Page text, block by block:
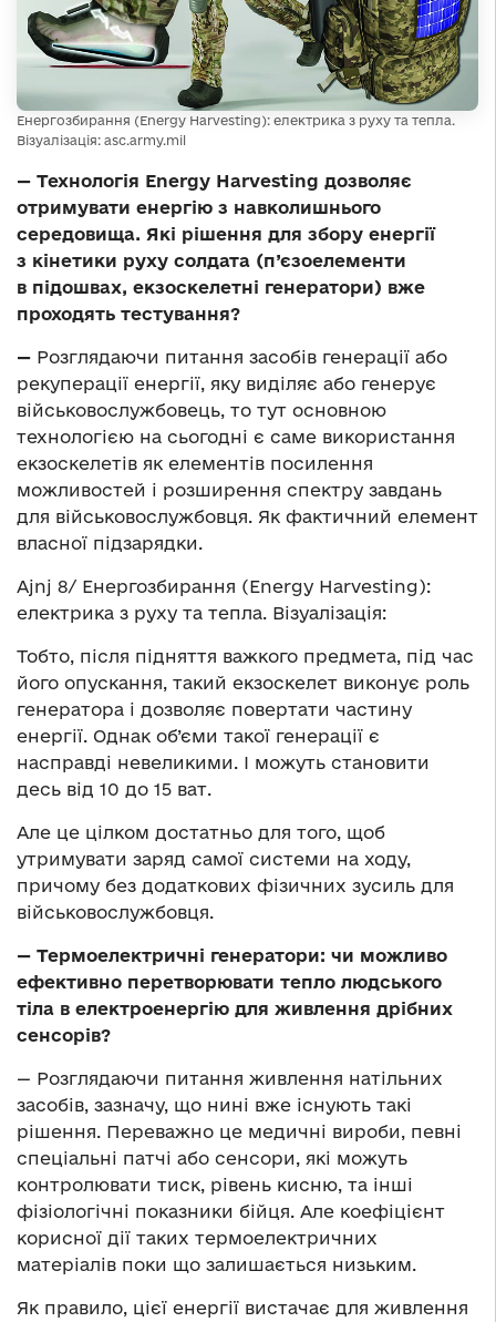
Енергозбирання (Energy Harvesting): електрика з руху та тепла.
Візуалізація: asc.army.mil
— Технологія Energy Harvesting дозволяє
отримувати енергію з навколишнього
середовища. Які рішення для збору енергії
з кінетики руху солдата (п’єзоелементи
в підошвах, екзоскелетні генератори) вже
проходять тестування?
— Розглядаючи питання засобів генерації або
рекуперації енергії, яку виділяє або генерує
військовослужбовець, то тут основною
технологією на сьогодні є саме використання
екзоскелетів як елементів посилення
можливостей і розширення спектру завдань
для військовослужбовця. Як фактичний елемент
власної підзарядки.
Ajnj 8/ Енергозбирання (Energy Harvesting):
електрика з руху та тепла. Візуалізація:
Тобто, після підняття важкого предмета, під час
його опускання, такий екзоскелет виконує роль
генератора і дозволяє повертати частину
енергії. Однак об’єми такої генерації є
насправді невеликими. І можуть становити
десь від 10 до 15 ват.
Але це цілком достатньо для того, щоб
утримувати заряд самої системи на ходу,
причому без додаткових фізичних зусиль для
військовослужбовця.
— Термоелектричні генератори: чи можливо
ефективно перетворювати тепло людського
тіла в електроенергію для живлення дрібних
сенсорів?
— Розглядаючи питання живлення натільних
засобів, зазначу, що нині вже існують такі
рішення. Переважно це медичні вироби, певні
спеціальні патчі або сенсори, які можуть
контролювати тиск, рівень кисню, та інші
фізіологічні показники бійця. Але коефіцієнт
корисної дії таких термоелектричних
матеріалів поки що залишається низьким.
Як правило, цієї енергії вистачає для живлення